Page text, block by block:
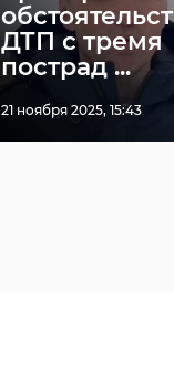
ДТП с тремя
пострад ...
21 ноября 2025, 15:43